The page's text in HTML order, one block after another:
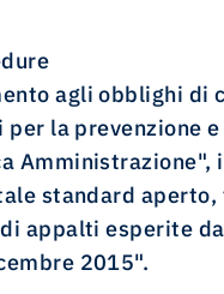
ENAV
agli obblighi di
per la prevenzione
Amministrazione",
standard
appalti esperite
2015".